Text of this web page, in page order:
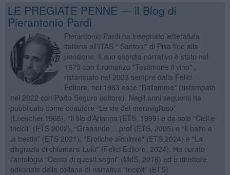
LE PREGIATE PENNE — il Blog di
Pierantonio Pardi
Pierantonio Pardi ha insegnato letteratura
italiana all’ITAS “ Santoni” di Pisa fino alla
pensione. Il suo esordio narrativo è stato nel
1975 con il romanzo "Testimone il vino" ,
ristampato nel 2023 sempre dalla Felici
Editore, nel 1983 esce "Bailamme" (ristampato
nel 2022 con Porto Seguro editore). Negli anni seguenti ha
pubblicato come coautore “Le vie del meraviglioso”
(Loescher,1966), “Il filo d’Arianna (ETS, 1999) e da solo “Cicli e
tricicli” (ETS 2002), “Graaande …prof (ETS, 2005) e “Il baffo e
la bestia” (ETS 2021), "Erotiche alchimie" (ETS,2024) e "La
disgrazia di chiamarsi Lulù" (Felici Editore, 2024). Ha curato
l’antologia “Cento di questi sogni” (MdS, 2016) ed è direttore
editoriale della collana di narrativa “Incipit” (ETS)